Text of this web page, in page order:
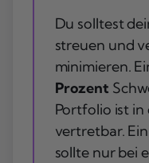
Du solltest
streuen und
minimieren.
Prozent
Portfolio ist in
vertretbar.
sollte nur bei